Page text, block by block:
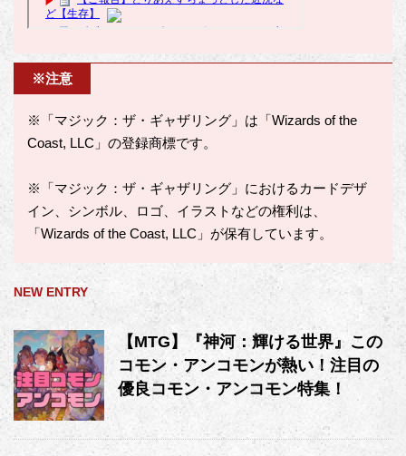
※注意
※「マジック：ザ・ギャザリング」は「Wizards of the
Coast, LLC」の登録商標です。
※「マジック：ザ・ギャザリング」におけるカードデザ
イン、シンボル、ロゴ、イラストなどの権利は、
「Wizards of the Coast, LLC」が保有しています。
NEW ENTRY
【MTG】『神河：輝ける世界』この
コモン・アンコモンが熱い！注目の
優良コモン・アンコモン特集！